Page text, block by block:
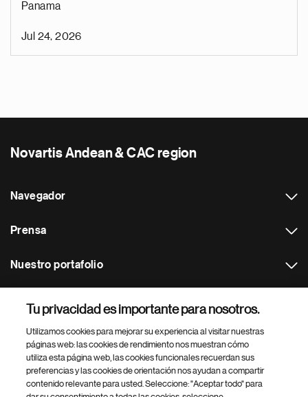
Panama
Jul 24, 2026
Novartis Andean & CAC region
Navegador
Prensa
Nuestro portafolio
Footer Site Search
Tu privacidad es importante para nosotros.
Utilizamos cookies para mejorar su experiencia al visitar nuestras
páginas web: las cookies de rendimiento nos muestran cómo
utiliza esta página web, las cookies funcionales recuerdan sus
preferencias y las cookies de orientación nos ayudan a compartir
contenido relevante para usted. Seleccione: "Aceptar todo" para